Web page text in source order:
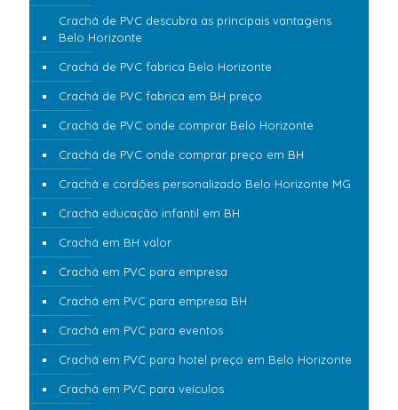
Crachá de PVC descubra as principais vantagens
Belo Horizonte
Crachá de PVC fabrica Belo Horizonte
Crachá de PVC fabrica em BH preço
Crachá de PVC onde comprar Belo Horizonte
Crachá de PVC onde comprar preço em BH
Crachá e cordões personalizado Belo Horizonte MG
Crachá educação infantil em BH
Crachá em BH valor
Crachá em PVC para empresa
Crachá em PVC para empresa BH
Crachá em PVC para eventos
Crachá em PVC para hotel preço em Belo Horizonte
Crachá em PVC para veículos